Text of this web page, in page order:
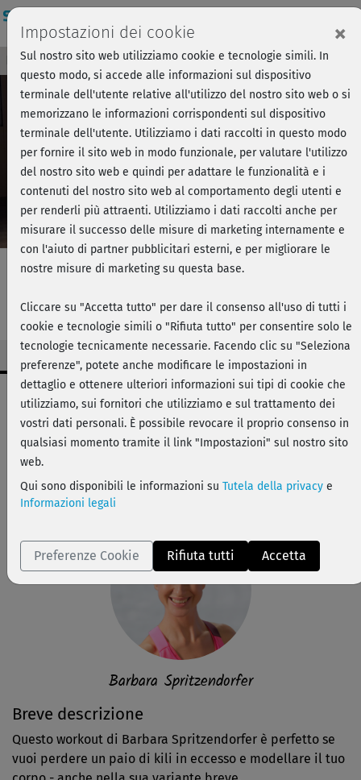
Play
Video
Breve anteprima - Forza, si parte! Accedi
Torna in forma - Modella il corpo
Breve descrizione
Questo workout di Barbara Spritzendorfer è perfetto se
vuoi perdere un paio di kili in eccesso e modellare il tuo
Dati workout
medio
16 min
117 kcal
Barbara Spritzendorfer
Barbara Spritzendorfer
Impostazioni dei cookie ×
Sul nostro sito web utilizziamo cookie e tecnologie simili. In
questo modo, si accede alle informazioni sul dispositivo
terminale dell'utente relative all'utilizzo del nostro sito web o si
memorizzano le informazioni corrispondenti sul dispositivo
terminale dell'utente. Utilizziamo i dati raccolti in questo modo
per fornire il sito web in modo funzionale, per valutare l'utilizzo
del nostro sito web e quindi per adattare le funzionalità e i
contenuti del nostro sito web al comportamento degli utenti e
per renderli più attraenti. Utilizziamo i dati raccolti anche per
misurare il successo delle misure di marketing internamente e
con l'aiuto di partner pubblicitari esterni, e per migliorare le
nostre misure di marketing su questa base.
Cliccare su "Accetta tutto" per dare il consenso all'uso di tutti i
cookie e tecnologie simili o "Rifiuta tutto" per consentire solo le
tecnologie tecnicamente necessarie. Facendo clic su "Seleziona
preferenze", potete anche modificare le impostazioni in
dettaglio e ottenere ulteriori informazioni sui tipi di cookie che
utilizziamo, sui fornitori che utilizziamo e sul trattamento dei
vostri dati personali. È possibile revocare il proprio consenso in
qualsiasi momento tramite il link "Impostazioni" sul nostro sito
web.
Qui sono disponibili le informazioni su Tutela della privacy e
Informazioni legali
Preferenze Cookie Rifiuta tutti Accetta